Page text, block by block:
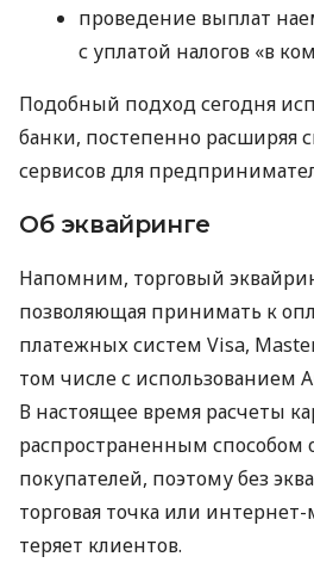
проведение выплат
с уплатой налогов «в
Подобный подход сегодня
банки, постепенно расширяя
сервисов для
Об эквайринге
Напомним, торговый
позволяющая принимать к
платежных систем Visa,
том числе с использованием
В настоящее время расчеты
распространенным способом
покупателей, поэтому без
торговая точка или
теряет клиентов.